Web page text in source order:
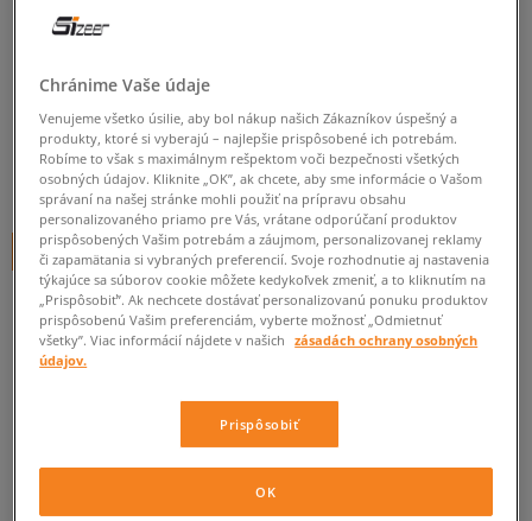
NIKE MIKINA RALLY HOODY-
dámske, mikiny
0.0( 0)
45€cena s DPH
+ 45 BODOV V SIZEERCLUBE
Informujte ma o dostupnosti
ZISTIŤ DOSTUPNOSŤ V NAŠICH KAMENNÝCH PREDAJNIACH
Chránime Vaše údaje
Venujeme všetko úsilie, aby bol nákup našich Zákazníkov úspešný a
produkty, ktoré si vyberajú – najlepšie prispôsobené ich potrebám.
Robíme to však s maximálnym rešpektom voči bezpečnosti všetkých
osobných údajov. Kliknite „OK”, ak chcete, aby sme informácie o Vašom
správaní na našej stránke mohli použiť na prípravu obsahu
personalizovaného priamo pre Vás, vrátane odporúčaní produktov
prispôsobených Vašim potrebám a záujmom, personalizovanej reklamy
či zapamätania si vybraných preferencií. Svoje rozhodnutie aj nastavenia
týkajúce sa súborov cookie môžete kedykoľvek zmeniť, a to kliknutím na
„Prispôsobiť”. Ak nechcete dostávať personalizovanú ponuku produktov
prispôsobenú Vašim preferenciám, vyberte možnosť „Odmietnuť
všetky”. Viac informácií nájdete v našich
zásadách ochrany osobných
údajov.
Prispôsobiť
OK